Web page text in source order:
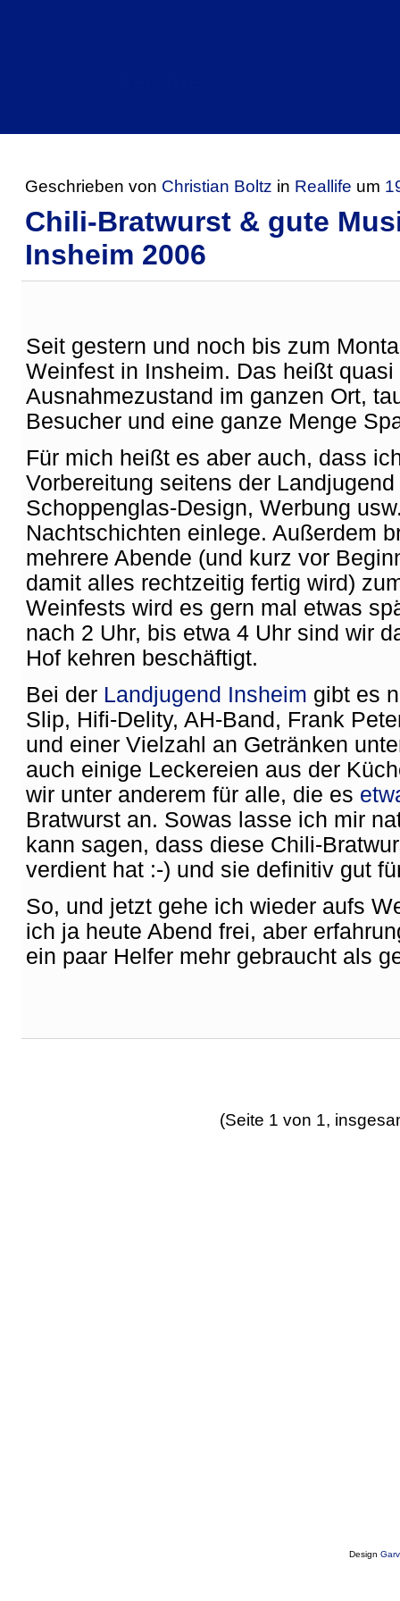
Geschrieben von Christian Boltz in Reallife um
Chili-Bratwurst & gute
Insheim 2006
Seit gestern und noch bis zum
Weinfest in Insheim. Das heißt quasi
Ausnahmezustand im ganzen Ort,
Besucher und eine ganze Menge
Für mich heißt es aber auch, dass
Vorbereitung seitens der
Schoppenglas-Design, Werbung
Nachtschichten einlege. Außerdem
mehrere Abende (und kurz vor
damit alles rechtzeitig fertig wird)
Weinfests wird es gern mal etwas
nach 2 Uhr, bis etwa 4 Uhr sind wir
Hof kehren beschäftigt.
Bei der Landjugend Insheim gibt es
Slip, Hifi-Delity, AH-Band, Frank
und einer Vielzahl an Getränken
auch einige Leckereien aus der
wir unter anderem für alle, die es
Bratwurst an. Sowas lasse ich mir
kann sagen, dass diese Chili-
verdient hat :-) und sie definitiv gut
So, und jetzt gehe ich wieder aufs
ich ja heute Abend frei, aber
ein paar Helfer mehr gebraucht als
(Seite 1 von 1,
Design